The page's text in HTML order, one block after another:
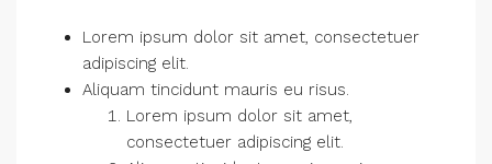
Lorem ipsum dolor sit amet, consectetuer
adipiscing elit.
Aliquam tincidunt mauris eu risus.
Lorem ipsum dolor sit amet,
consectetuer adipiscing elit.